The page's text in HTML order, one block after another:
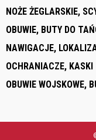
NOŻE ŻEGLARSKIE,
OBUWIE, BUTY DO
NAWIGACJE,
OCHRANIACZE, KASKI
OBUWIE WOJSKOWE,